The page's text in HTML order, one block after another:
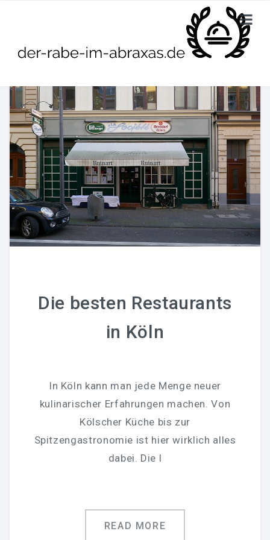
HOME
DIE BESTEN CAFÉS
DIE BESTEN RESTAURANTS
KONTAKTIERE UNS
Die besten Restaurants
in Köln
In Köln kann man jede Menge neuer
kulinarischer Erfahrungen machen. Von
Kölscher Küche bis zur
Spitzengastronomie ist hier wirklich alles
dabei. Die l
READ MORE